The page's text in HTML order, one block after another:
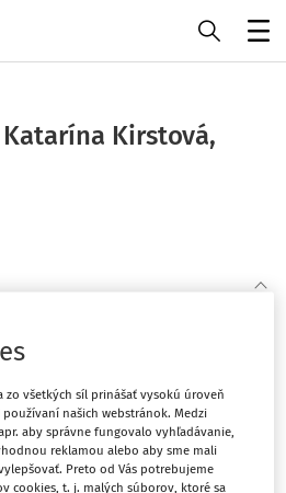
Katarína Kirstová,
2
zo všetkých síl prinášať vysokú úroveň
našich webstránok. Medzi
aby správne fungovalo vyhľadávanie,
reklamou alebo aby sme mali
Preto od Vás potrebujeme
cookies, t. j. malých súborov, ktoré sa